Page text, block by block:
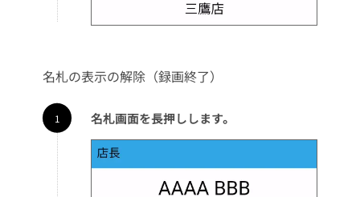
名札の表示の解除（録画終了）
名札画面を長押しします。